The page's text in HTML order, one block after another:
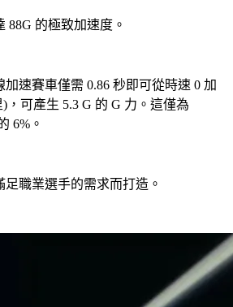
88G 的極致加速度。
速賽車僅需 0.86 秒即可從時速 0 加
，可產生 5.3 G 的 G 力。這僅為
6%。
職業選手的需求而打造。